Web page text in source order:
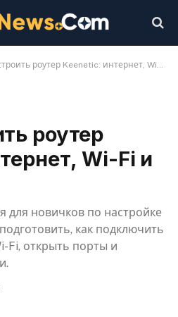
роутер Keenetic: интернет, Wi-Fi и порты
роутер
Wi-Fi и
для новичков по настройке
как подключить
Fi, открыть порты и